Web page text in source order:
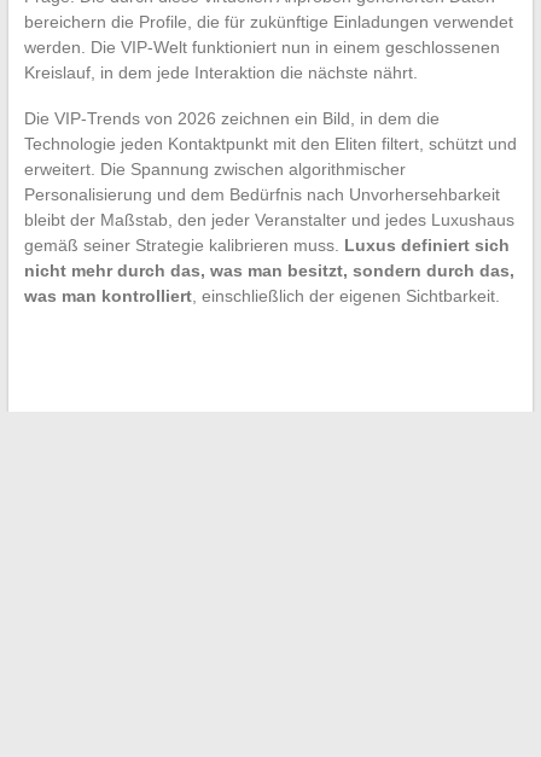
bereichern die Profile, die für zukünftige Einladungen verwendet
werden. Die VIP-Welt funktioniert nun in einem geschlossenen
Kreislauf, in dem jede Interaktion die nächste nährt.
Die VIP-Trends von 2026 zeichnen ein Bild, in dem die
Technologie jeden Kontaktpunkt mit den Eliten filtert, schützt und
erweitert. Die Spannung zwischen algorithmischer
Personalisierung und dem Bedürfnis nach Unvorhersehbarkeit
bleibt der Maßstab, den jeder Veranstalter und jedes Luxushaus
gemäß seiner Strategie kalibrieren muss. Luxus definiert sich
nicht mehr durch das, was man besitzt, sondern durch das,
was man kontrolliert, einschließlich der eigenen Sichtbarkeit.